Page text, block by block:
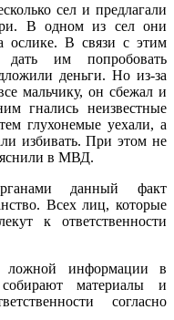
сел и предлагали
В одном из сел они
ослике. В связи с этим
дать им попробовать
деньги. Но из-за
мальчику, он сбежал и
гнались неизвестные
глухонемые уехали, а
избивать. При этом не
в МВД.
данный факт
Всех лиц, которые
к ответственности
ложной информации в
материалы и
согласно